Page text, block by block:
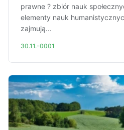
prawne ? zbiór nauk
elementy nauk
zajmują...
30.11.-0001